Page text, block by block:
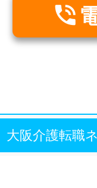

大阪介護転職